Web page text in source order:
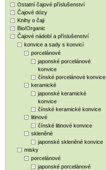
Ostatní čajové příslušenství
Čajové dózy
Knihy o čaji
Bio/Organic
Čajové nádobí a příslušenství
konvice a sady s konvicí
porcelánové
japonské porcelánové
konvice
čínské porcelánové konvice
keramické
japonské keramické
konvice
čínské keramické konvice
litinové
čínské litinové konvice
skleněné
japonské skleněné konvice
misky
porcelánové
japonské porcelánové